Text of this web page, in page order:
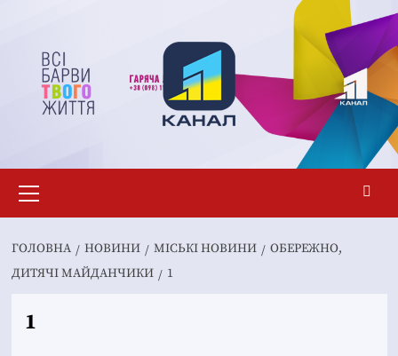
вмісту
меню
ГОЛОВНА НОВИНИ MІСЬКІ НОВИНИ
ОБЕРЕЖНО,
ДИТЯЧІ МАЙДАНЧИКИ
1
1